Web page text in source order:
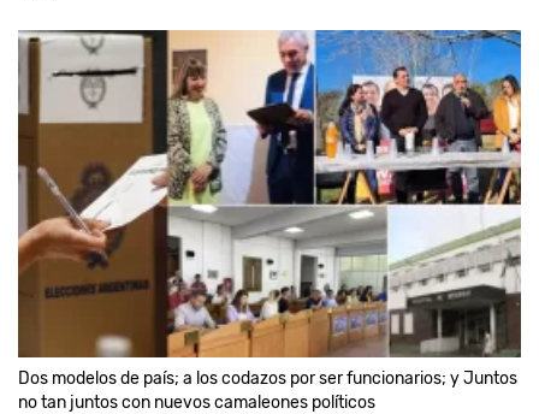
Dos modelos de país; a los codazos por ser funcionarios; y Juntos
no tan juntos con nuevos camaleones políticos